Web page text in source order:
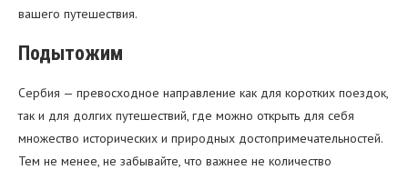
вашего путешествия.
Подытожим
Сербия — превосходное направление как для коротких поездок,
так и для долгих путешествий, где можно открыть для себя
множество исторических и природных достопримечательностей.
Тем не менее, не забывайте, что важнее не количество